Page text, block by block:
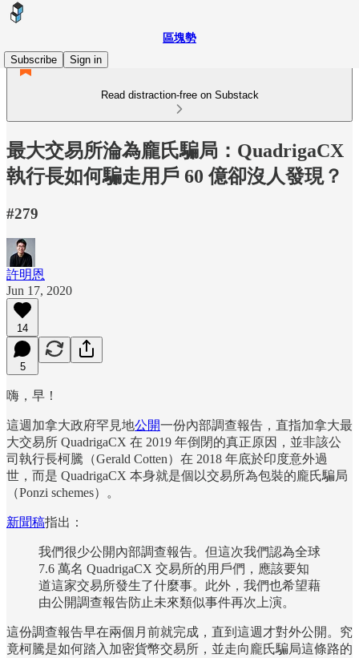
區塊勢
Subscribe
Sign in
Read distraction-free on Substack
最大交易所淪為龐氏騙局：QuadrigaCX
執行長如何騙走用戶 60 億卻沒人發現？
#279
許明恩
Jun 17, 2020
14
5
嗨，早！
這週加拿大政府罕見地公開一份內部調查報告，直指加拿大最
大交易所 QuadrigaCX 在 2019 年倒閉的真正原因，並非該公
司執行長柯騰（Gerald Cotten）在 2018 年底於印度意外過
世，而是 QuadrigaCX 本身就是個以交易所為包裝的龐氏騙局
（Ponzi schemes）。
新聞稿指出：
我們很少公開內部調查報告。但這次我們認為全球
7.6 萬名 QuadrigaCX 交易所的用戶們，應該要知
道這家交易所發生了什麼事。此外，我們也希望藉
由公開調查報告防止未來類似事件再次上演。
這份調查報告早在兩個月前就完成，直到這週才對外公開。究
竟柯騰是如何踏入加密貨幣交易所，並走向龐氏騙局這條路的